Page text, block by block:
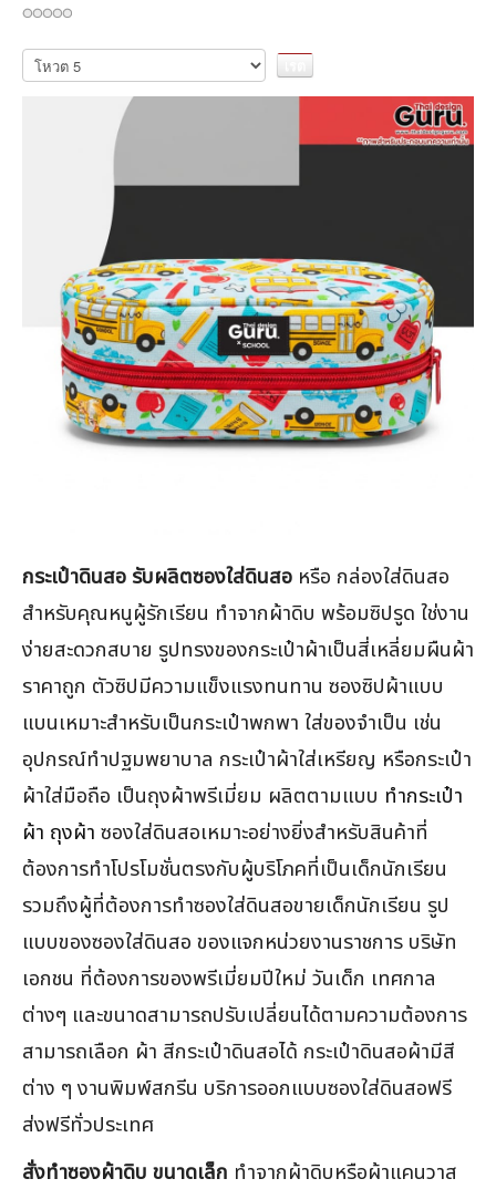
กรุณา
ให้
กระเป๋าดินสอ รับผลิตซองใส่ดินสอ หรือ กล่องใส่ดินสอ
สำหรับคุณหนูผู้รักเรียน ทำจากผ้าดิบ พร้อมซิปรูด ใช่งาน
ง่ายสะดวกสบาย รูปทรงของกระเป๋าผ้าเป็นสี่เหลี่ยมผืนผ้า
ราคาถูก ตัวซิปมีความแข็งแรงทนทาน ซองซิปผ้าแบบ
แบนเหมาะสำหรับเป็นกระเป๋าพกพา ใส่ของจำเป็น เช่น
อุปกรณ์ทำปฐมพยาบาล กระเป๋าผ้าใส่เหรียญ หรือกระเป๋า
ผ้าใส่มือถือ เป็นถุงผ้าพรีเมี่ยม ผลิตตามแบบ ทำกระเป๋า
ผ้า ถุงผ้า ซองใส่ดินสอเหมาะอย่างยิ่งสำหรับสินค้าที่
ต้องการทำโปรโมชั่นตรงกับผู้บริโภคที่เป็นเด็กนักเรียน
รวมถึงผู้ที่ต้องการทำซองใส่ดินสอขายเด็กนักเรียน รูป
แบบของซองใส่ดินสอ ของแจกหน่วยงานราชการ บริษัท
เอกชน ที่ต้องการของพรีเมี่ยมปีใหม่ วันเด็ก เทศกาล
ต่างๆ และขนาดสามารถปรับเปลี่ยนได้ตามความต้องการ
สามารถเลือก ผ้า สีกระเป๋าดินสอได้ กระเป๋าดินสอผ้ามีสี
ต่าง ๆ งานพิมพ์สกรีน บริการออกแบบซองใส่ดินสอฟรี
ส่งฟรีทั่วประเทศ
สั่งทำซองผ้าดิบ ขนาดเล็ก ทำจากผ้าดิบหรือผ้าแคนวาส